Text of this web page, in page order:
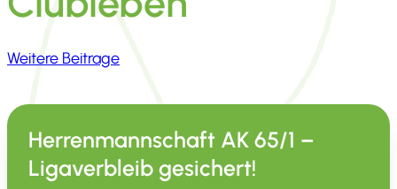
Weitere Beitrage
Herrenmannschaft AK 65/1 –
Ligaverbleib gesichert!